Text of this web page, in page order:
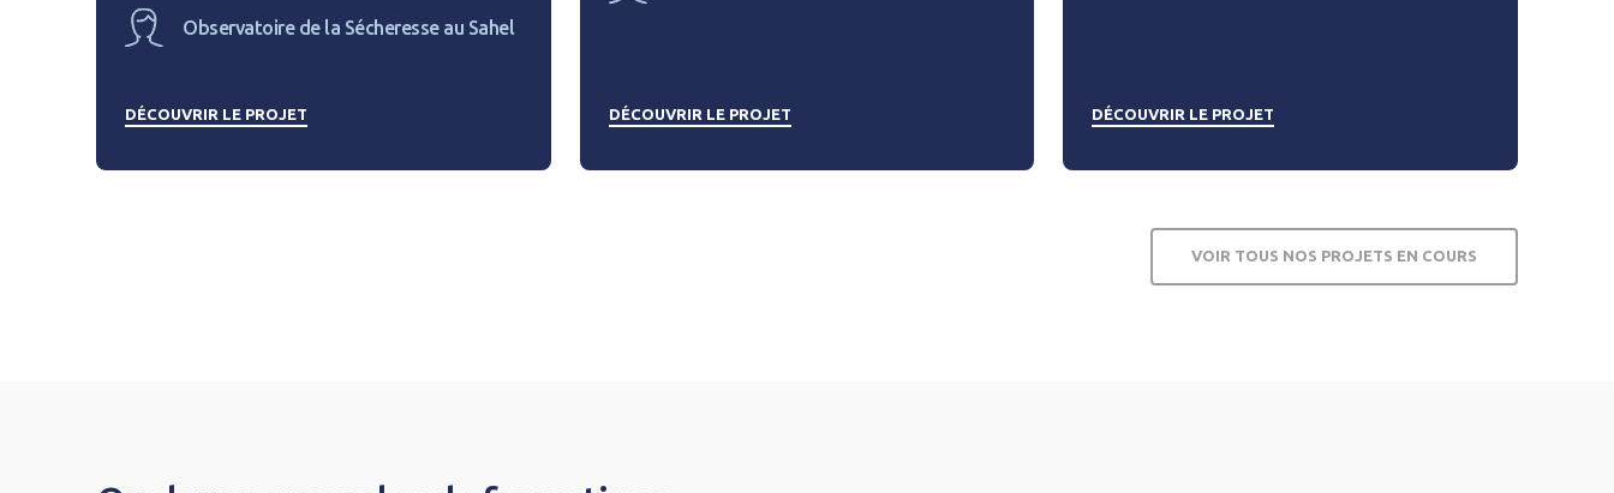
Observatoire de la Sécheresse au Sahel
DÉCOUVRIR LE PROJET DÉCOUVRIR LE PROJET DÉCOUVRIR LE PROJET
VOIR TOUS NOS PROJETS EN COURS